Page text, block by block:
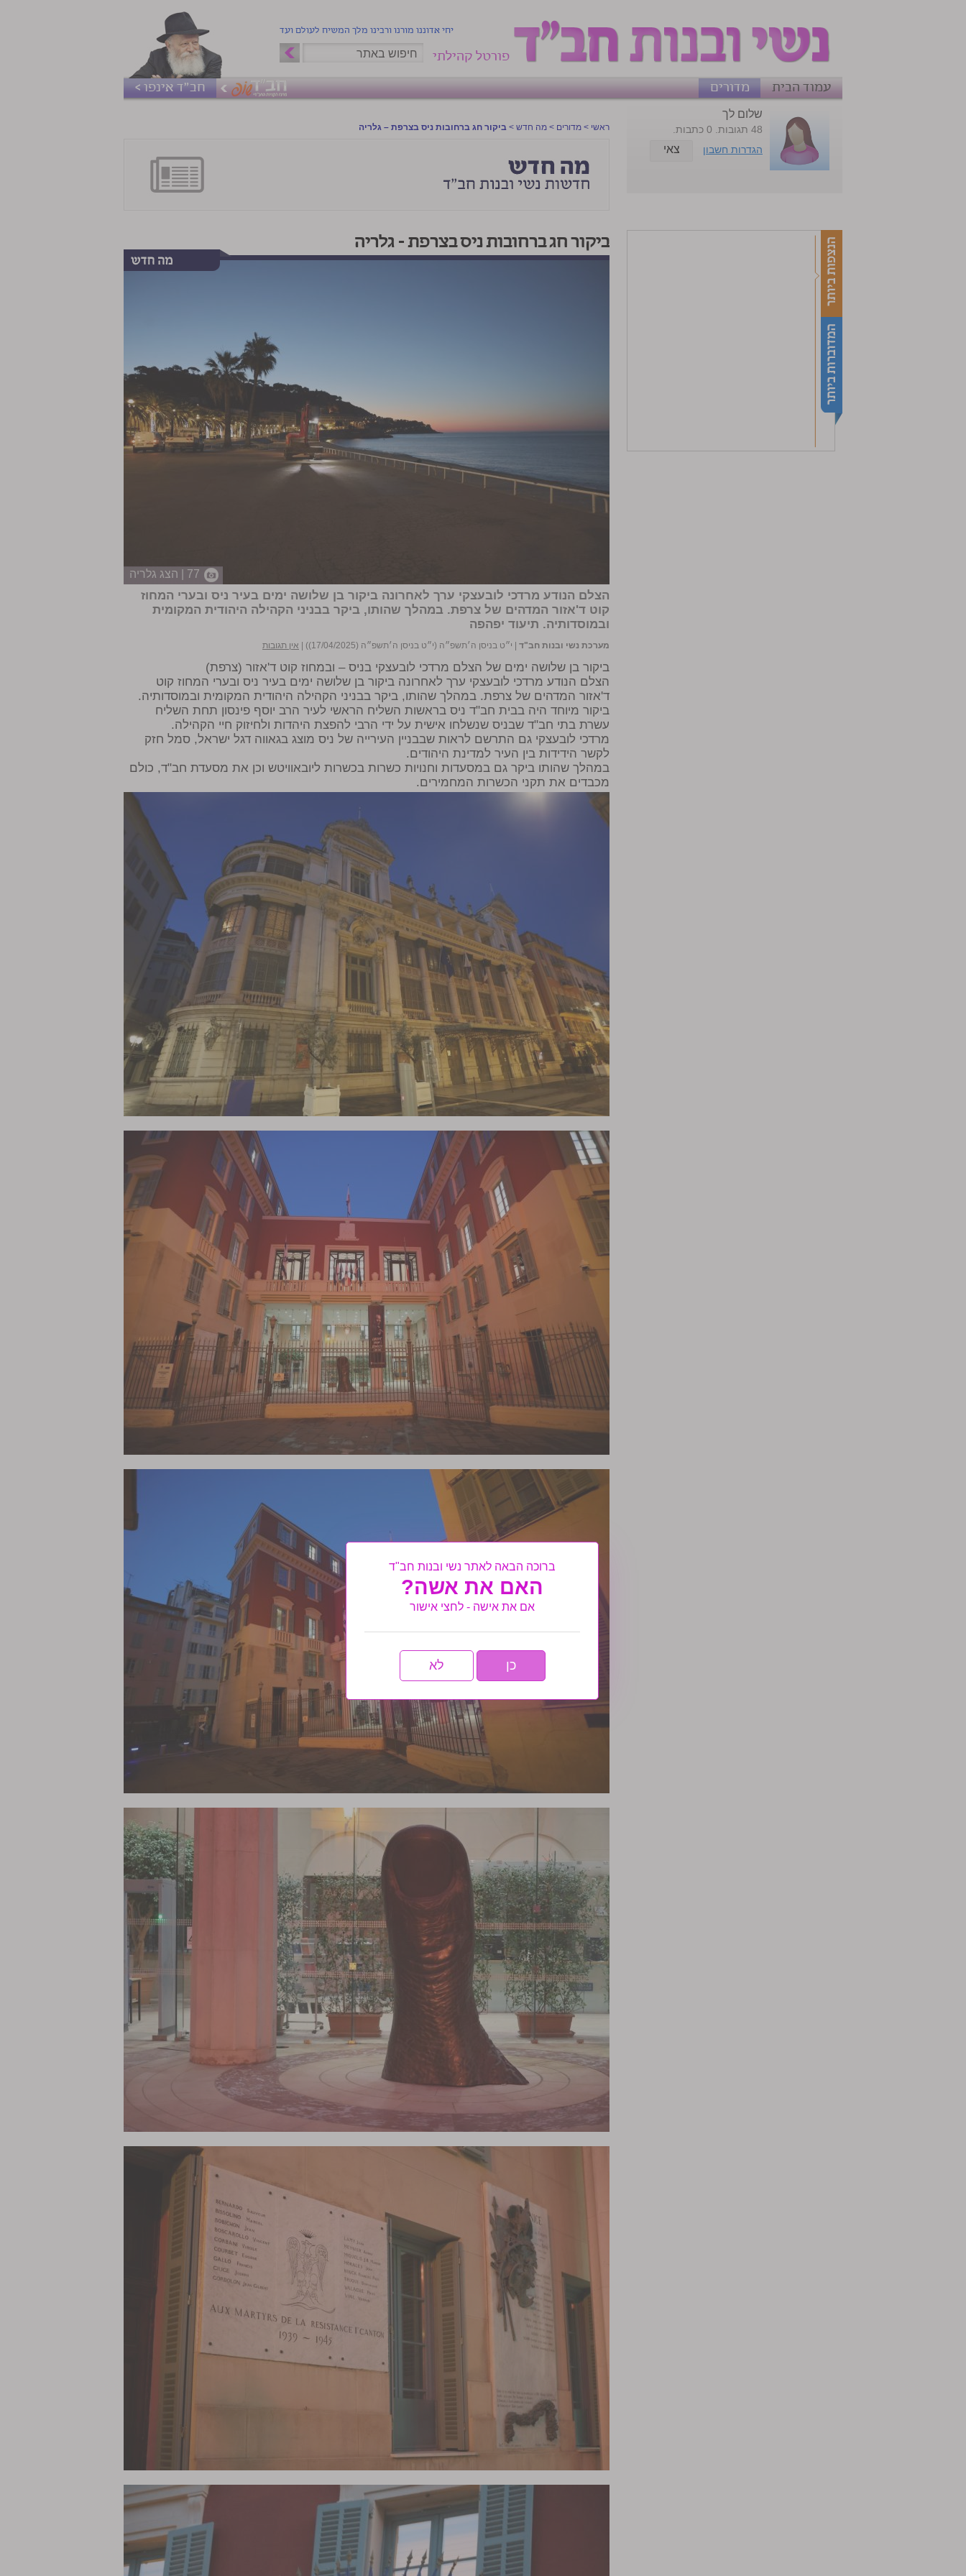
יחי אדוננו מורנו ורבינו מלך המשיח לעולם ועד
פורטל קהילתי
עמוד הבית
מדורים חב"ד אינפו >
ראשי > מדורים > מה חדש > ביקור חג ברחובות ניס בצרפת – גלריה
ביקור חג ברחובות ניס בצרפת – גלריה
77 | הצג גלריה
הצלם הנודע מרדכי לובעצקי ערך לאחרונה ביקור בן שלושה ימים בעיר ניס ובערי המחוז
קוט ד'אזור המדהים של צרפת. במהלך שהותו, ביקר בבניני הקהילה היהודית המקומית
ובמוסדותיה. תיעוד יפהפה
מערכת נשי ובנות חב"ד י״ט בניסן ה׳תשפ״ה (י״ט בניסן ה׳תשפ״ה (17/04/2025)) אין תגובות
ביקור בן שלושה ימים של הצלם מרדכי לובעצקי בניס – ובמחוז קוט ד'אזור (צרפת)
הצלם הנודע מרדכי לובעצקי ערך לאחרונה ביקור בן שלושה ימים בעיר ניס ובערי המחוז קוט
ד'אזור המדהים של צרפת. במהלך שהותו, ביקר בבניני הקהילה היהודית המקומית ובמוסדותיה.
ביקור מיוחד היה בבית חב"ד ניס בראשות השליח הראשי לעיר הרב יוסף פינסון תחת השליח
עשרת בתי חב"ד שבניס שנשלחו אישית על ידי הרבי להפצת היהדות ולחיזוק חיי הקהילה.
מרדכי לובעצקי גם התרשם לראות שבבניין העירייה של ניס מוצג בגאווה דגל ישראל, סמל חזק
לקשר הידידות בין העיר למדינת היהודים.
במהלך שהותו ביקר גם במסעדות וחנויות כשרות בכשרות ליובאוויטש וכן את מסעדת חב"ד, כולם
מכבדים את תקני הכשרות המחמירים.
שלום לך
48 תגובות. 0 כתבות.
הגדרות חשבון
צאי
ברוכה הבאה לאתר נשי ובנות חב"ד
האם את אשה?
אם את אישה - לחצי אישור
כן לא